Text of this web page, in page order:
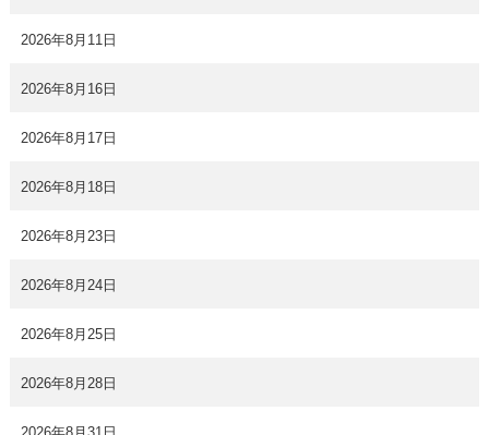
2026年8月11日
2026年8月16日
2026年8月17日
2026年8月18日
2026年8月23日
2026年8月24日
2026年8月25日
2026年8月28日